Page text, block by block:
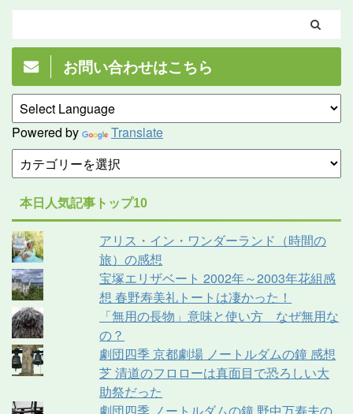
お問い合わせはこちら
Powered by Translate
本日人気記事トップ10
アリス・イン・ワンダーランド（時間の
旅）の感想
宝塚エリザベート 2002年～2003年花組感
想 春野寿美礼トートは凄かった！
「無用の長物」意味と使い方 なぜ無用な
の？
劇団四季 京都劇場 ノートルダムの鐘 感想
芝 清道のフロローは真面目で恐ろしい大
助祭だった